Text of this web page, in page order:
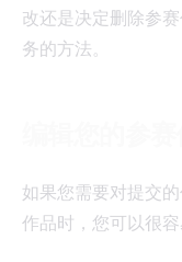
改还是决定删除参
务的方法。
如果您需要对提交
作品时，您可以很